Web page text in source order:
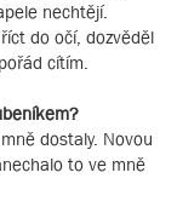
nechtějí.
do očí, dozvěděl
cítím.
dostaly. Novou
to ve mně